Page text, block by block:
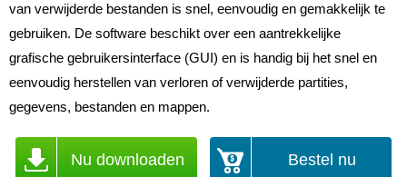
van verwijderde bestanden is snel, eenvoudig en gemakkelijk te
gebruiken. De software beschikt over een aantrekkelijke
grafische gebruikersinterface (GUI) en is handig bij het snel en
eenvoudig herstellen van verloren of verwijderde partities,
gegevens, bestanden en mappen.
Nu downloaden Bestel nu